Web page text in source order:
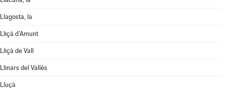
Llagosta, la
Lliçà d'Amunt
Lliçà de Vall
Llinars del Vallès
Lluçà